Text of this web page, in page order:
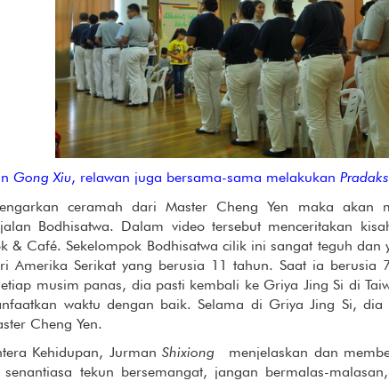
Gong Xiu, relawan juga bersama-sama melakukan
ceramah dari Master Cheng Yen maka akan
Bodhisatwa. Dalam video tersebut menceritakan
& Café. Sekelompok Bodhisatwa cilik ini sangat teguh
Amerika Serikat yang berusia 11 tahun. Saat ia berusia
musim panas, dia pasti kembali ke Griya Jing Si di
waktu dengan baik. Selama di Griya Jing Si,
Cheng Yen.
Kehidupan, Jurman Shixiong menjelaskan dan
tekun bersemangat, jangan bermalas-